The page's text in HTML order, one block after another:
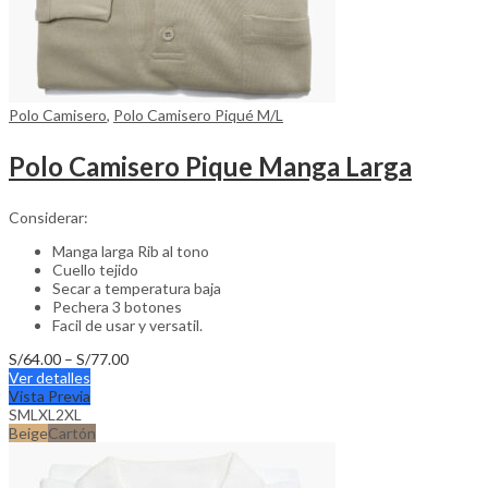
Polo Camisero, Polo Camisero Piqué M/L
Polo Camisero Pique Manga Larga
Considerar:
Manga larga Rib al tono
Cuello tejido
Secar a temperatura baja
Pechera 3 botones
Facil de usar y versatil.
S/64.00 – S/77.00Price
Ver detalles
multiple
The
Vista Previa
SML XL 2XL
BeigeCartón